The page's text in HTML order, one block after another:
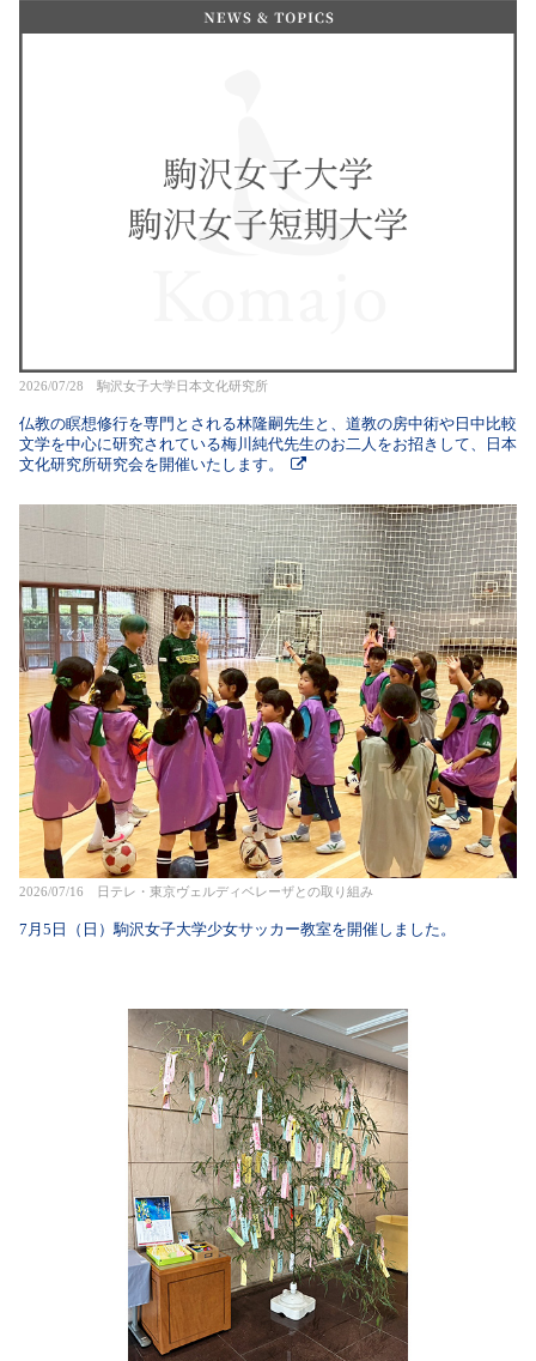
2026/07/28 駒沢女子大学日本文化研究所
仏教の瞑想修行を専門とされる林隆嗣先生と、道教の房中術や日中比較
文学を中心に研究されている梅川純代先生のお二人をお招きして、日本
文化研究所研究会を開催いたします。
2026/07/16 日テレ・東京ヴェルディベレーザとの取り組み
7月5日（日）駒沢女子大学少女サッカー教室を開催しました。